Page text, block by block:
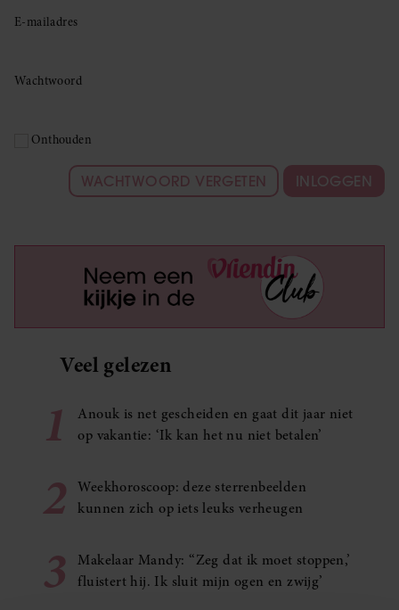
E-mailadres
Wachtwoord
Onthouden
WACHTWOORD VERGETEN INLOGGEN
Veel gelezen
1
Anouk is net gescheiden en gaat dit jaar niet
op vakantie: ‘Ik kan het nu niet betalen’
2
Weekhoroscoop: deze sterrenbeelden
kunnen zich op iets leuks verheugen
3
Makelaar Mandy: ‘‘Zeg dat ik moet stoppen,’
fluistert hij. Ik sluit mijn ogen en zwijg’